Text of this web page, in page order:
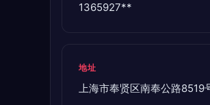
1365927**
地址
上海市奉贤区南奉公路8519